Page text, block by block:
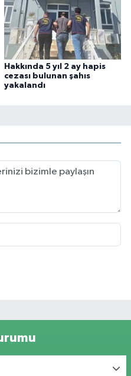
Hakkında 5 yıl 2 ay hapis
cezası bulunan şahıs
yakalandı